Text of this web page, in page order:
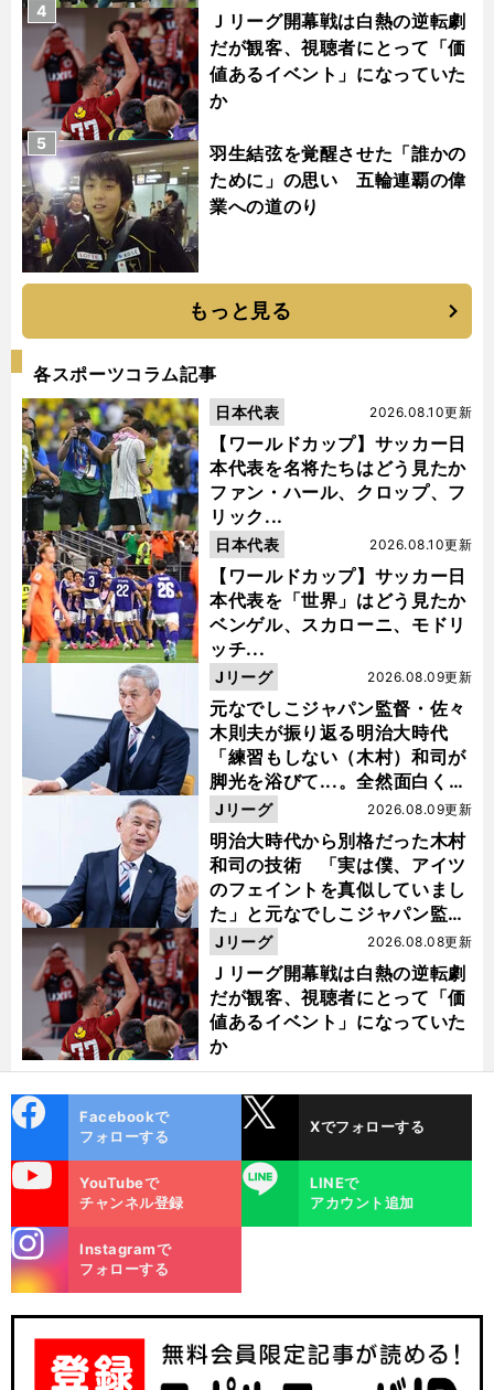
Ｊリーグ開幕戦は白熱の逆転劇
だが観客、視聴者にとって「価
値あるイベント」になっていた
か
4
羽生結弦を覚醒させた「誰かの
ために」の思い 五輪連覇の偉
業への道のり
5
もっと見る
各スポーツコラム記事
【ワールドカップ】サッカー日
本代表を名将たちはどう見たか
ファン・ハール、クロップ、フ
リック...
2026.08.10更新
日本代表
【ワールドカップ】サッカー日
本代表を「世界」はどう見たか
ベンゲル、スカローニ、モドリ
ッチ...
2026.08.10更新
日本代表
元なでしこジャパン監督・佐々
木則夫が振り返る明治大時代
「練習もしない（木村）和司が
脚光を浴びて...。全然面白くな
い４年間でした」
2026.08.09更新
Jリーグ
明治大時代から別格だった木村
和司の技術 「実は僕、アイツ
のフェイントを真似していまし
た」と元なでしこジャパン監
督・佐々木則夫
2026.08.09更新
Jリーグ
Ｊリーグ開幕戦は白熱の逆転劇
だが観客、視聴者にとって「価
値あるイベント」になっていた
か
2026.08.08更新
Jリーグ
ok
Facebookで
フォローする
Xでフォローする
YouTubeで
チャンネル登録
LINE
LINEで
アカウント追加
m
Instagramで
フォローする